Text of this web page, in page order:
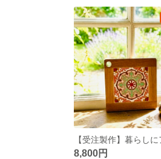
8,800円